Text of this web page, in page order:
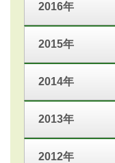
2016年
2015年
2014年
2013年
2012年